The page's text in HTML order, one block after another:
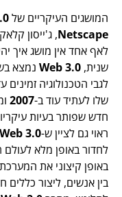
המושגים העיקריים של3.0
Netscape, ג'ייסון
לאף אחד אין מושג איך
שנית,Web 3.0
נמצא בשלב
לגבי הטכנולוגיה זמינים
שלו לעתיד עוד ב-2007
חדש שפותר בעיות עיקריות.
ראוי גם לציין ש- Web 3.0
לחדור באופן מלא לעולם
באופן קיצוני את המערכת
בין אנשים, ליצור כללים